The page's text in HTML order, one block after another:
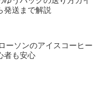
発送まで解説
ーソンのアイスコーヒー
者も安心